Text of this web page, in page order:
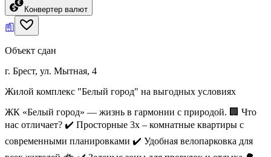
Конвертер валют
Объект сдан
г. Брест, ул. Мытная, 4
Жилой комплекс "Белый город" на выгодных условиях
ЖК «Белый город» — жизнь в гармонии с природой. 🏢 Что
нас отличает? ✔️ Просторные 3х – комнатные квартиры с
современными планировками ✔️ Удобная велопарковка для